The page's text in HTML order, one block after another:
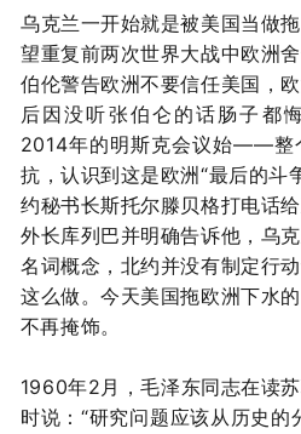
乌克兰一开始就是被美国当做
望重复前两次世界大战中欧洲
伯伦警告欧洲不要信任美国，
后因没听张伯仑的话肠子都
2014年的明斯克会议始——整
抗，认识到这是欧洲“最后的斗
约秘书长斯托尔滕贝格打电话
外长库列巴并明确告诉他，乌
名词概念，北约并没有制定行
这么做。今天美国拖欧洲下水
不再掩饰。
1960年2月，毛泽东同志在读
时说：“研究问题应该从历史的